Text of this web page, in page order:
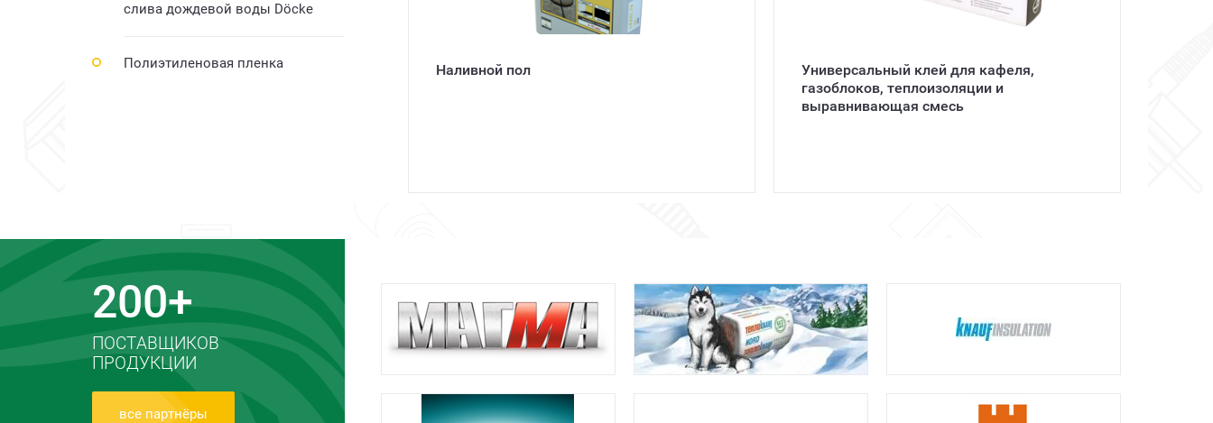
слива дождевой воды Döcke
Полиэтиленовая пленка
ҰСТА ГРУНТ Наливной пол
Универсальный клей для кафеля,
газоблоков, теплоизоляции и
выравнивающая смесь
200+
ПОСТАВЩИКОВ
ПРОДУКЦИИ
все партнёры